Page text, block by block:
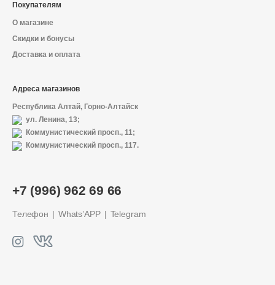
+7 (996) 962 69 66
Телефон Whats’APP Telegram
Покупателям
О магазине
Скидки и бонусы
Доставка и оплата
Адреса магазинов
Республика Алтай, Горно-Алтайск
ул. Ленина, 13;
Коммунистический просп., 11;
Коммунистический просп., 117.